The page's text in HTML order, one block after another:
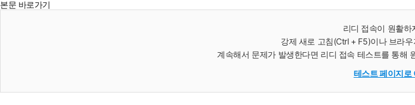
본문 바로가기
리디 접속이 원활하
강제 새로 고침(Ctrl + F5)이나 브라
계속해서 문제가 발생한다면 리디 접속 테스트를 통해
테스트 페이지로